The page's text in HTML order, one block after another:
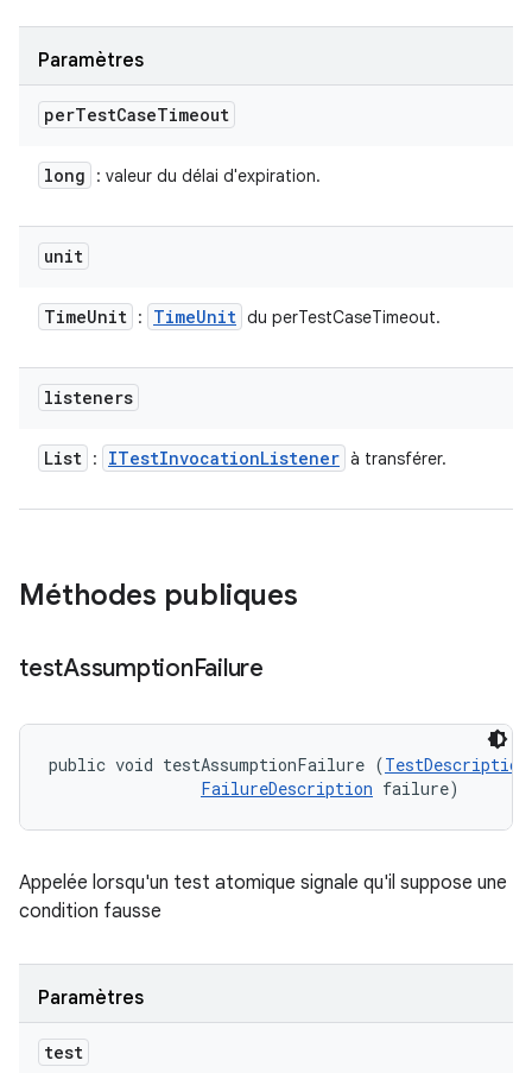
Paramètres
perTestCaseTimeout
long : valeur du délai d'expiration.
unit
TimeUnit : TimeUnit du perTestCaseTimeout.
listeners
List : ITestInvocationListener à transférer.
Méthodes publiques
testAssumptionFailure
public void testAssumptionFailure (TestDescription
FailureDescription failure)
Appelée lorsqu'un test atomique signale qu'il suppose une
condition fausse
Paramètres
test